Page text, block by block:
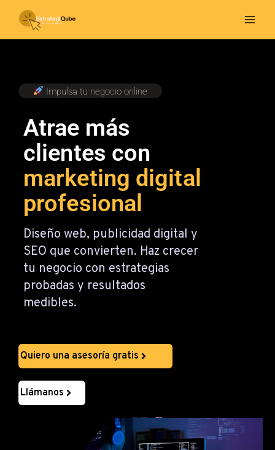
Impulsa tu negocio online
Atrae más
clientes con
marketing digital
profesional
Diseño web, publicidad digital y
SEO que convierten. Haz crecer
tu negocio con estrategias
probadas y resultados
medibles.
Quiero una asesoría gratis
Llámanos